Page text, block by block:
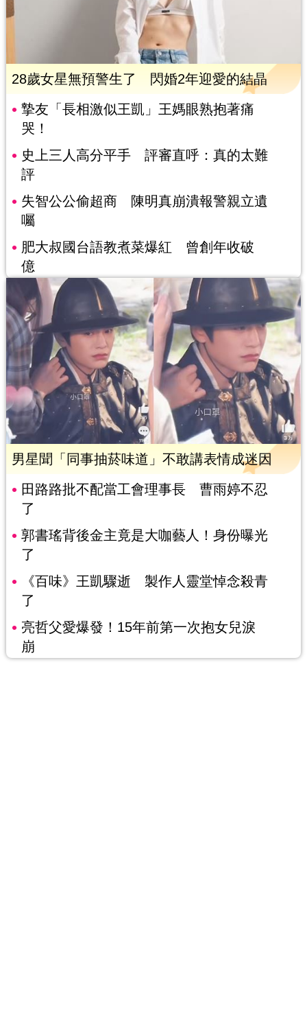
28歲女星無預警生了 閃婚2年迎愛的結晶
摯友「長相激似王凱」王媽眼熟抱著痛
哭！
史上三人高分平手 評審直呼：真的太難
評
失智公公偷超商 陳明真崩潰報警親立遺
囑
肥大叔國台語教煮菜爆紅 曾創年收破
億
男星聞「同事抽菸味道」不敢講表情成迷因
田路路批不配當工會理事長 曹雨婷不忍
了
郭書瑤背後金主竟是大咖藝人！身份曝光
了
《百味》王凱驟逝 製作人靈堂悼念殺青
了
亮哲父愛爆發！15年前第一次抱女兒淚
崩